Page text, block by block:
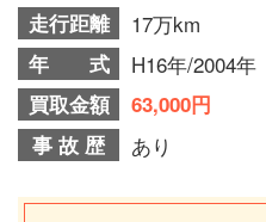
走行距離 17万km
年 式 H16年/2004年
買取金額
63,000円
事 故 歴
あり